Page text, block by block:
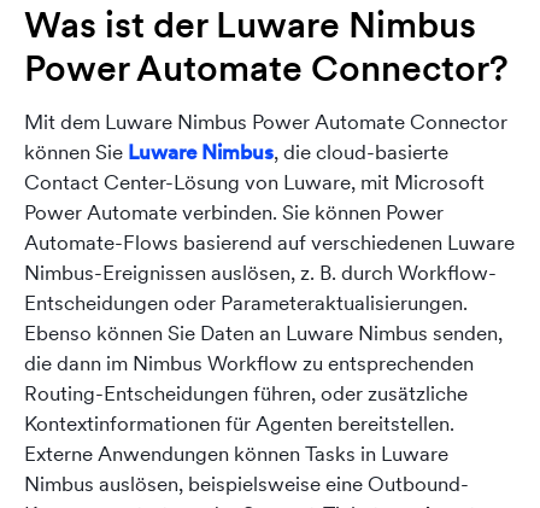
Was ist der Luware Nimbus
Power Automate Connector?
Mit dem Luware Nimbus Power Automate Connector
können Sie Luware Nimbus, die cloud-basierte
Contact Center-Lösung von Luware, mit Microsoft
Power Automate verbinden. Sie können Power
Automate-Flows basierend auf verschiedenen Luware
Nimbus-Ereignissen auslösen, z. B. durch Workflow-
Entscheidungen oder Parameteraktualisierungen.
Ebenso können Sie Daten an Luware Nimbus senden,
die dann im Nimbus Workflow zu entsprechenden
Routing-Entscheidungen führen, oder zusätzliche
Kontextinformationen für Agenten bereitstellen.
Externe Anwendungen können Tasks in Luware
Nimbus auslösen, beispielsweise eine Outbound-